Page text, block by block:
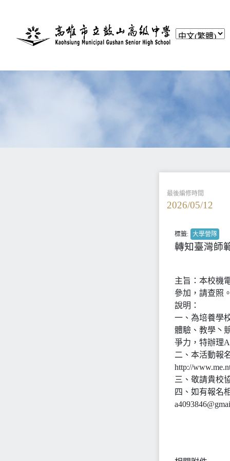
最後編修時間
2026/05/12
標籤: 大學營隊
轉知臺灣師
主旨：本校機
參加，請查照
說明：
一、為培養學
體驗、教學丶
爭力，特辦理
二、本活動報
http://
三、敬請貴校
四、如有報名